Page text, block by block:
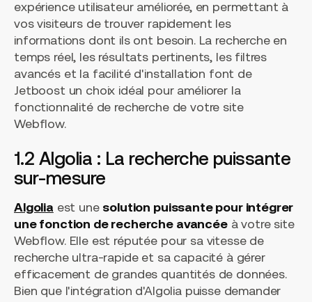
expérience utilisateur améliorée, en permettant à
vos visiteurs de trouver rapidement les
informations dont ils ont besoin. La recherche en
temps réel, les résultats pertinents, les filtres
avancés et la facilité d'installation font de
Jetboost un choix idéal pour améliorer la
fonctionnalité de recherche de votre site
Webflow.
1.2 Algolia : La recherche puissante
sur-mesure
Algolia est une solution puissante pour intégrer
une fonction de recherche avancéeà votre site
Webflow. Elle est réputée pour sa vitesse de
recherche ultra-rapide et sa capacité à gérer
efficacement de grandes quantités de données.
Bien que l'intégration d'Algolia puisse demander